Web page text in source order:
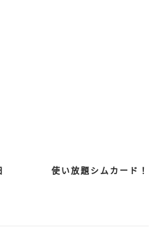
使い放題シムカード！